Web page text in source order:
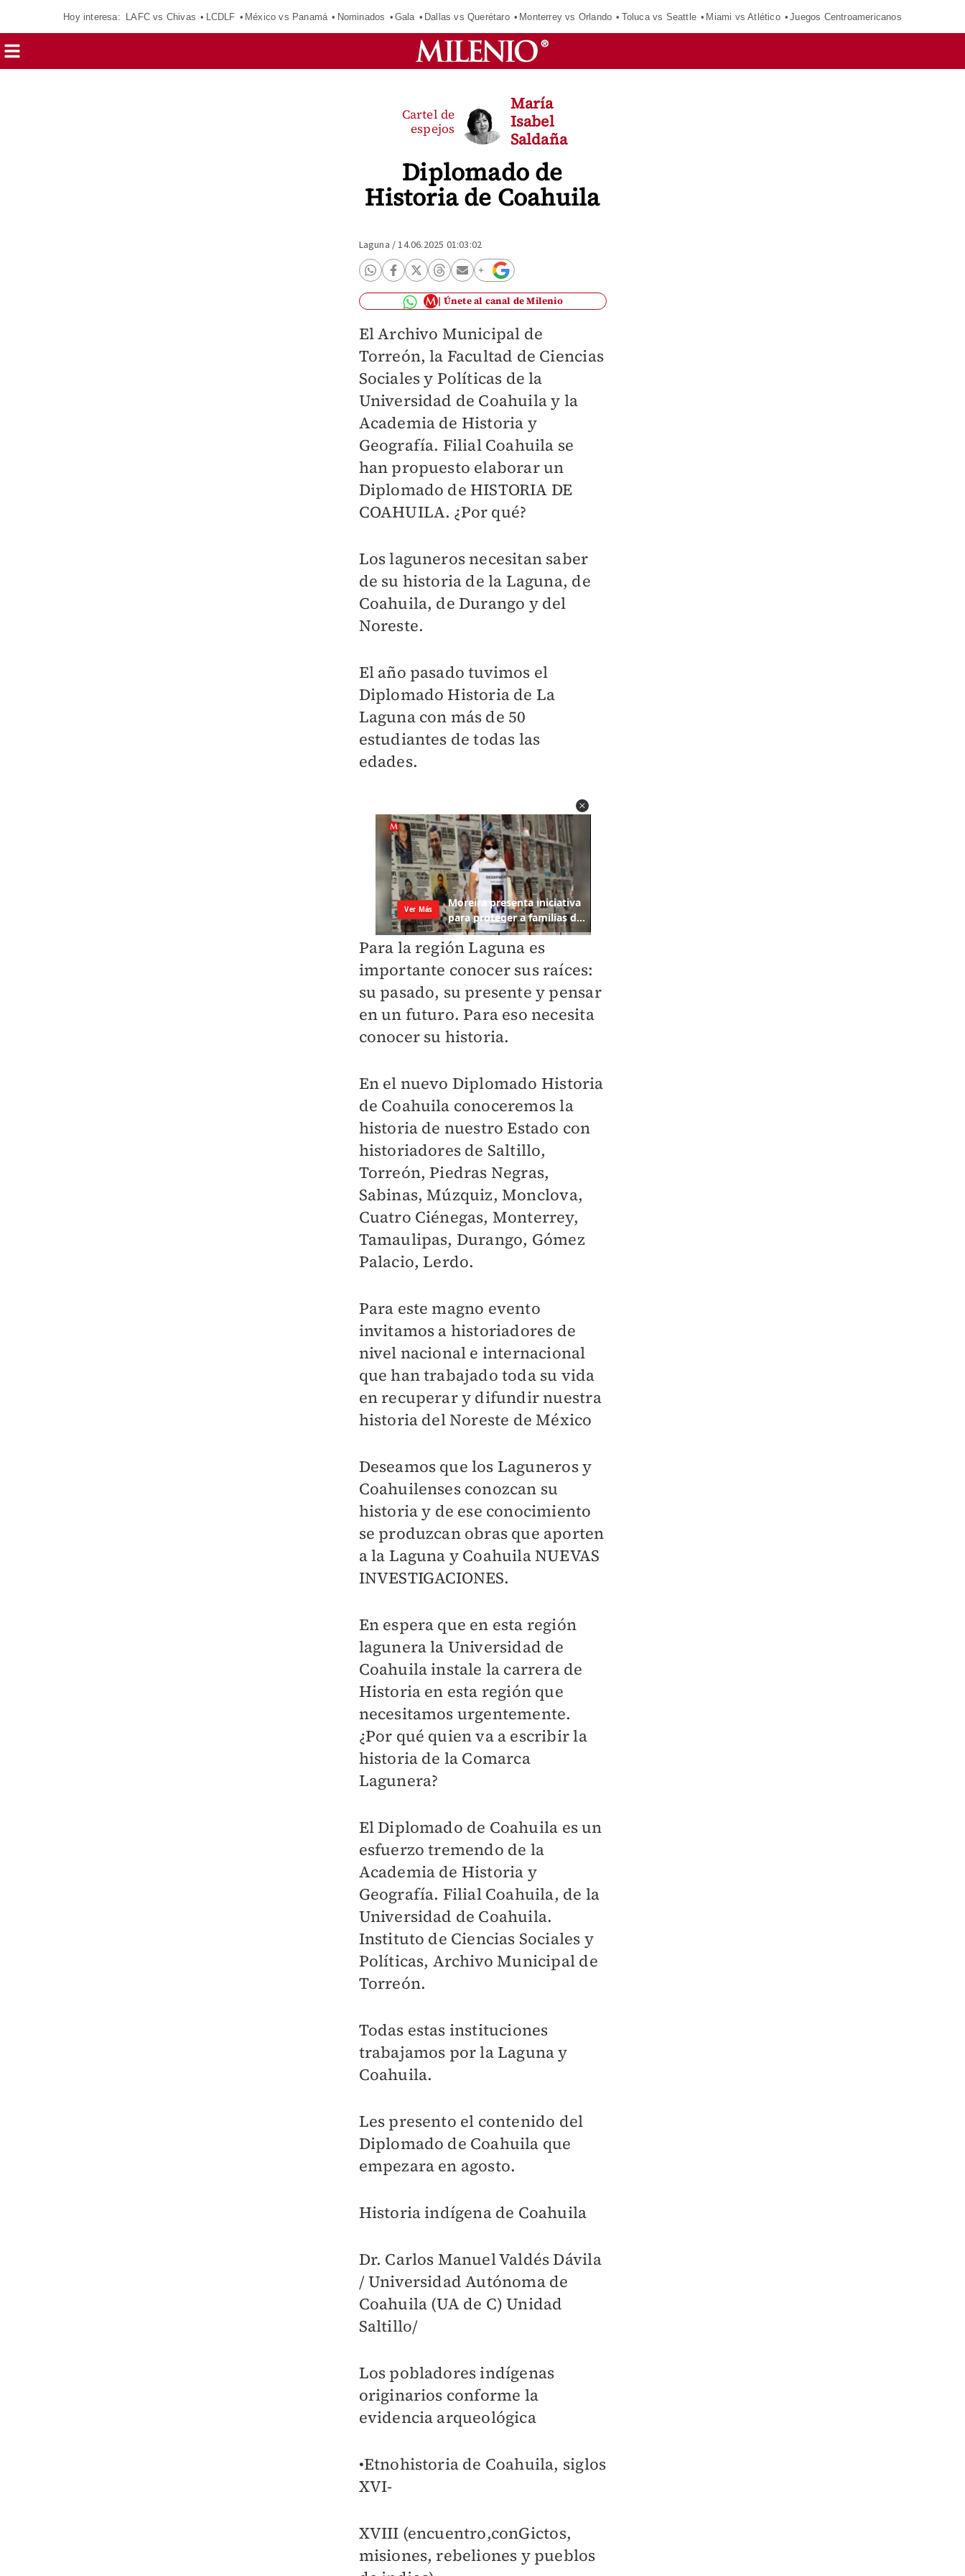
Hoy interesa: LAFC vs Chivas LCDLF México vs Panamá Nominados Gala Dallas vs Querétaro Monterrey vs Orlando Toluca vs Seattle Miami vs Atlético Juegos Centroamericanos
Diplomado de
Historia de Coahuila
Cartel de
espejos
María
Isabel
Saldaña
Laguna /14.06.2025 01:03:02
Únete al canal de Milenio
El Archivo Municipal de
Torreón, la Facultad de Ciencias
Sociales y Políticas de la
Universidad de Coahuila y la
Academia de Historia y
Geografía. Filial Coahuila se
han propuesto elaborar un
Diplomado de HISTORIA DE
COAHUILA. ¿Por qué?
Los laguneros necesitan saber
de su historia de la Laguna, de
Coahuila, de Durango y del
Noreste.
El año pasado tuvimos el
Diplomado Historia de La
Laguna con más de 50
estudiantes de todas las
edades.
Para la región Laguna es
importante conocer sus raíces:
su pasado, su presente y pensar
en un futuro. Para eso necesita
conocer su historia.
En el nuevo Diplomado Historia
de Coahuila conoceremos la
historia de nuestro Estado con
historiadores de Saltillo,
Torreón, Piedras Negras,
Sabinas, Múzquiz, Monclova,
Cuatro Ciénegas, Monterrey,
Tamaulipas, Durango, Gómez
Palacio, Lerdo.
Para este magno evento
invitamos a historiadores de
nivel nacional e internacional
que han trabajado toda su vida
en recuperar y difundir nuestra
historia del Noreste de México
Deseamos que los Laguneros y
Coahuilenses conozcan su
historia y de ese conocimiento
se produzcan obras que aporten
a la Laguna y Coahuila NUEVAS
INVESTIGACIONES.
En espera que en esta región
lagunera la Universidad de
Coahuila instale la carrera de
Historia en esta región que
necesitamos urgentemente.
¿Por qué quien va a escribir la
historia de la Comarca
Lagunera?
El Diplomado de Coahuila es un
esfuerzo tremendo de la
Academia de Historia y
Geografía. Filial Coahuila, de la
Universidad de Coahuila.
Instituto de Ciencias Sociales y
Políticas, Archivo Municipal de
Torreón.
Todas estas instituciones
trabajamos por la Laguna y
Coahuila.
Les presento el contenido del
Diplomado de Coahuila que
empezara en agosto.
Historia indígena de Coahuila
Dr. Carlos Manuel Valdés Dávila
/ Universidad Autónoma de
Coahuila (UA de C) Unidad
Saltillo/
Los pobladores indígenas
originarios conforme la
evidencia arqueológica
•Etnohistoria de Coahuila, siglos
XVI-
XVIII (encuentro,conGictos,
misiones, rebeliones y pueblos